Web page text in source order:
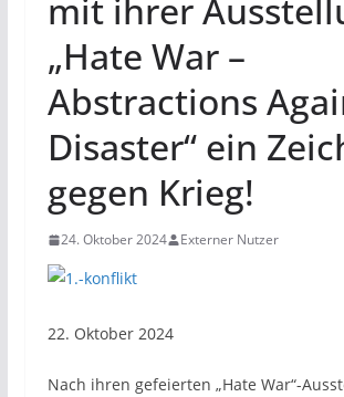
mit ihrer
„Hate War –
Abstractions
Disaster“ ein
gegen Krieg!
24. Oktober 2024 Externer Nutzer
22. Oktober 2024
Nach ihren gefeierten „Hate War“-